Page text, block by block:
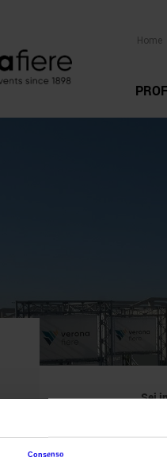
Consenso
Home
Sei